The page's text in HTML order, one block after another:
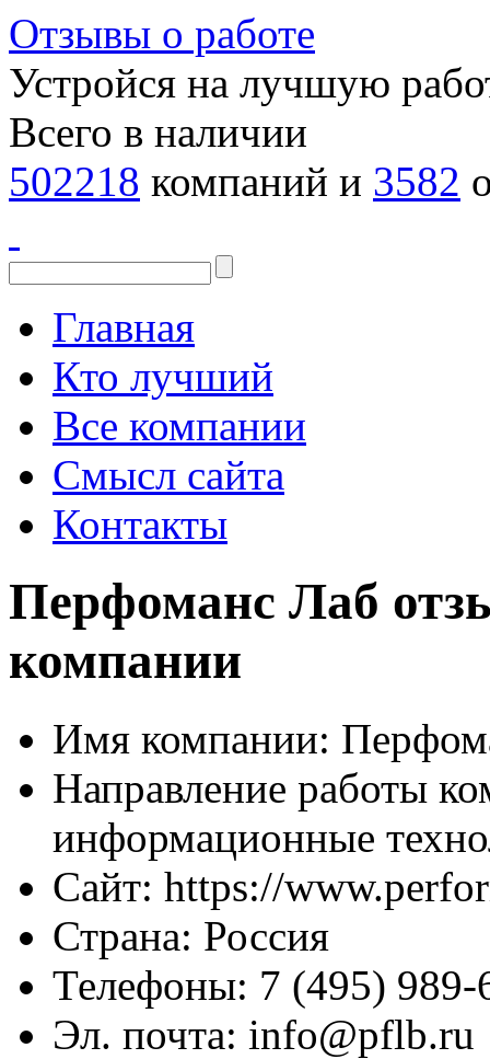
Отзывы о работе
Устройся на лучшую
Всего в наличии
502218 компаний и 3582
Главная
Кто лучший
Все компании
Смысл сайта
Контакты
Перфоманс Лаб
компании
Имя компании:
Направление работы
информационные
Сайт: https://
Страна: Россия
Телефоны: 7 (495) 989-
Эл. почта: info@pflb.ru